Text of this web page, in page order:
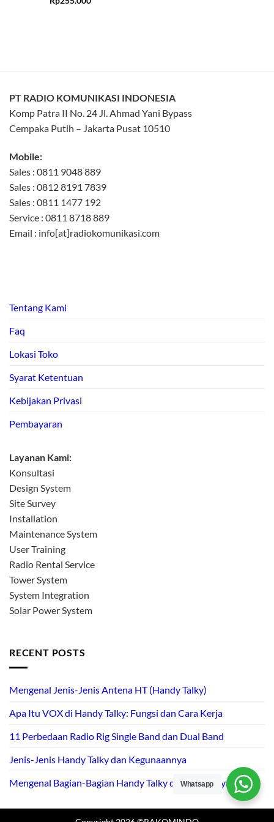
PT RADIO KOMUNIKASI INDONESIA
Komp Patra II No. 24 Jl. Ahmad Yani Bypass
Cempaka Putih – Jakarta Pusat 10510
Mobile:
Sales : 0811 9048 889
Sales : 0812 8191 7839
Sales : 0811 1477 192
Service : 0811 8718 889
Email : info[at]radiokomunikasi.com
Tentang Kami
Faq
Lokasi Toko
Syarat Ketentuan
Kebijakan Privasi
Pembayaran
Layanan Kami:
Konsultasi
Design System
Site Survey
Installation
Maintenance System
User Training
Radio Rental Service
Tower System
System Integration
Solar Power System
RECENT POSTS
Mengenal Jenis-Jenis Antena HT (Handy Talky)
Apa Itu VOX di Handy Talky: Fungsi dan Cara Kerja
11 Perbedaan Radio Rig Single Band dan Dual Band
Jenis-Jenis Handy Talky dan Kegunaannya
Mengenal Bagian-Bagian Handy Talky dan Fungsinya
Whatsapp